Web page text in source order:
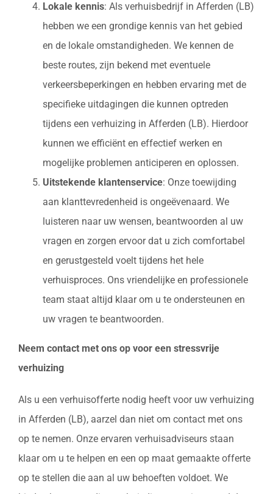
Lokale kennis: Als verhuisbedrijf in Afferden (LB)
hebben we een grondige kennis van het gebied
en de lokale omstandigheden. We kennen de
beste routes, zijn bekend met eventuele
verkeersbeperkingen en hebben ervaring met de
specifieke uitdagingen die kunnen optreden
tijdens een verhuizing in Afferden (LB). Hierdoor
kunnen we efficiënt en effectief werken en
mogelijke problemen anticiperen en oplossen.
Uitstekende klantenservice: Onze toewijding
aan klanttevredenheid is ongeëvenaard. We
luisteren naar uw wensen, beantwoorden al uw
vragen en zorgen ervoor dat u zich comfortabel
en gerustgesteld voelt tijdens het hele
verhuisproces. Ons vriendelijke en professionele
team staat altijd klaar om u te ondersteunen en
uw vragen te beantwoorden.
Neem contact met ons op voor een stressvrije
verhuizing
Als u een verhuisofferte nodig heeft voor uw verhuizing
in Afferden (LB), aarzel dan niet om contact met ons
op te nemen. Onze ervaren verhuisadviseurs staan
klaar om u te helpen en een op maat gemaakte offerte
op te stellen die aan al uw behoeften voldoet. We